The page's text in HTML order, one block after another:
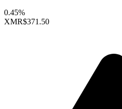
0.45%
XMR$371.50